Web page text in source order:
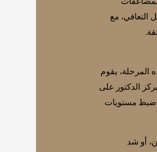
التعافي، مع
المرحلة، يقوم
الدكتور على
ضبط مستويات
أو شد